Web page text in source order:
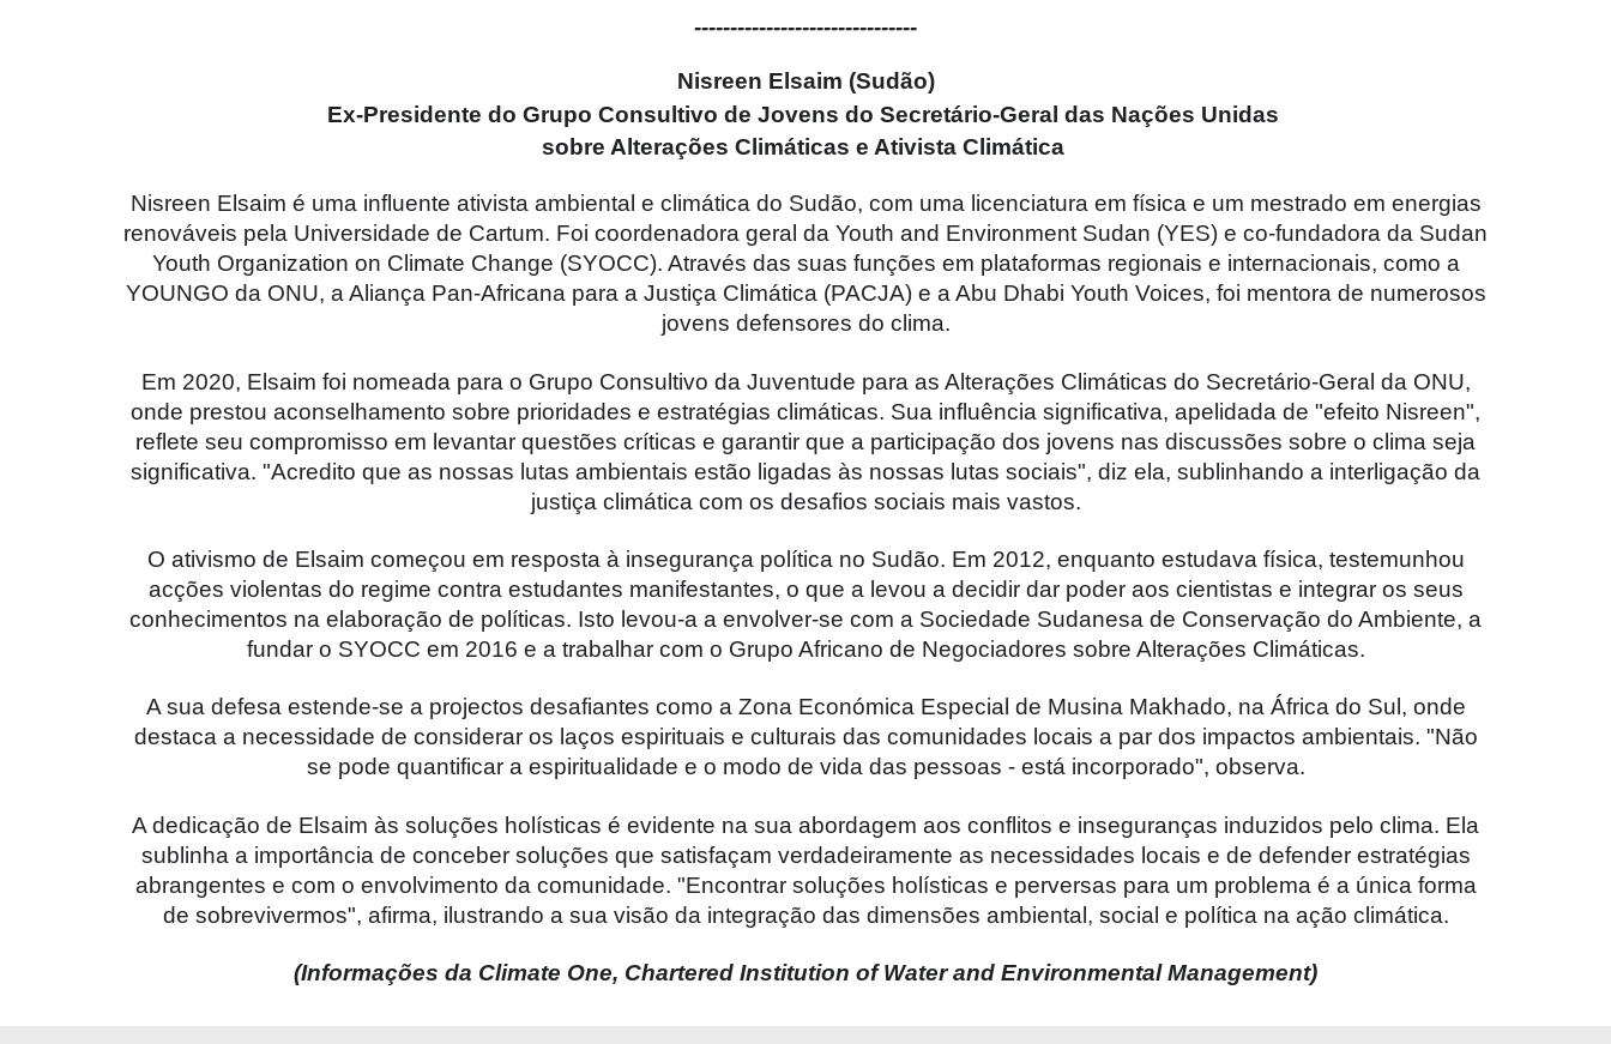
-------------------------------
Nisreen Elsaim (Sudão)
Ex-Presidente do Grupo Consultivo de Jovens do Secretário-Geral das Nações Unidas
sobre Alterações Climáticas e Ativista Climática
Nisreen Elsaim é uma influente ativista ambiental e climática do Sudão, com uma licenciatura em física e um mestrado em energias
renováveis pela Universidade de Cartum. Foi coordenadora geral da Youth and Environment Sudan (YES) e co-fundadora da Sudan
Youth Organization on Climate Change (SYOCC). Através das suas funções em plataformas regionais e internacionais, como a
YOUNGO da ONU, a Aliança Pan-Africana para a Justiça Climática (PACJA) e a Abu Dhabi Youth Voices, foi mentora de numerosos
jovens defensores do clima.
Em 2020, Elsaim foi nomeada para o Grupo Consultivo da Juventude para as Alterações Climáticas do Secretário-Geral da ONU,
onde prestou aconselhamento sobre prioridades e estratégias climáticas. Sua influência significativa, apelidada de "efeito Nisreen",
reflete seu compromisso em levantar questões críticas e garantir que a participação dos jovens nas discussões sobre o clima seja
significativa. "Acredito que as nossas lutas ambientais estão ligadas às nossas lutas sociais", diz ela, sublinhando a interligação da
justiça climática com os desafios sociais mais vastos.
O ativismo de Elsaim começou em resposta à insegurança política no Sudão. Em 2012, enquanto estudava física, testemunhou
acções violentas do regime contra estudantes manifestantes, o que a levou a decidir dar poder aos cientistas e integrar os seus
conhecimentos na elaboração de políticas. Isto levou-a a envolver-se com a Sociedade Sudanesa de Conservação do Ambiente, a
fundar o SYOCC em 2016 e a trabalhar com o Grupo Africano de Negociadores sobre Alterações Climáticas.
A sua defesa estende-se a projectos desafiantes como a Zona Económica Especial de Musina Makhado, na África do Sul, onde
destaca a necessidade de considerar os laços espirituais e culturais das comunidades locais a par dos impactos ambientais. "Não
se pode quantificar a espiritualidade e o modo de vida das pessoas - está incorporado", observa.
A dedicação de Elsaim às soluções holísticas é evidente na sua abordagem aos conflitos e inseguranças induzidos pelo clima. Ela
sublinha a importância de conceber soluções que satisfaçam verdadeiramente as necessidades locais e de defender estratégias
abrangentes e com o envolvimento da comunidade. "Encontrar soluções holísticas e perversas para um problema é a única forma
de sobrevivermos", afirma, ilustrando a sua visão da integração das dimensões ambiental, social e política na ação climática.
(Informações da Climate One, Chartered Institution of Water and Environmental Management)